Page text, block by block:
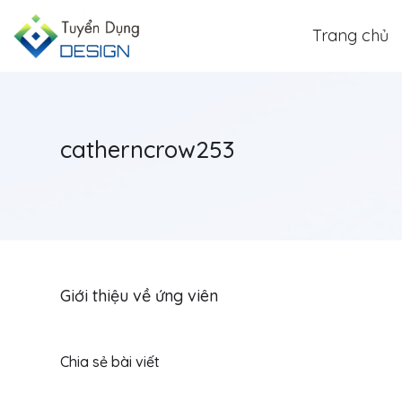
Trang chủ
catherncrow253
Giới thiệu về ứng viên
Chia sẻ bài viết